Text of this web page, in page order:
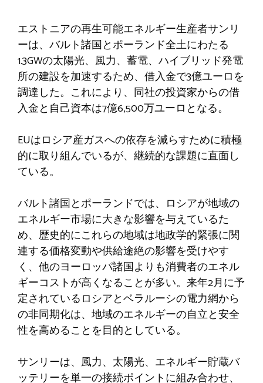
エストニアの再生可能エネルギー生産者サンリ
ーは、バルト諸国とポーランド全土にわたる
1.3GWの太陽光、風力、蓄電、ハイブリッド発電
所の建設を加速するため、借入金で3億ユーロを
調達した。これにより、同社の投資家からの借
入金と自己資本は7億6,500万ユーロとなる。
EUはロシア産ガスへの依存を減らすために積極
的に取り組んでいるが、継続的な課題に直面し
ている。
バルト諸国とポーランドでは、ロシアが地域の
エネルギー市場に大きな影響を与えているた
め、歴史的にこれらの地域は地政学的緊張に関
連する価格変動や供給途絶の影響を受けやす
く、他のヨーロッパ諸国よりも消費者のエネル
ギーコストが高くなることが多い。来年2月に予
定されているロシアとベラルーシの電力網から
の非同期化は、地域のエネルギーの自立と安全
性を高めることを目的としている。
サンリーは、風力、太陽光、エネルギー貯蔵バ
ッテリーを単一の接続ポイントに組み合わせ、